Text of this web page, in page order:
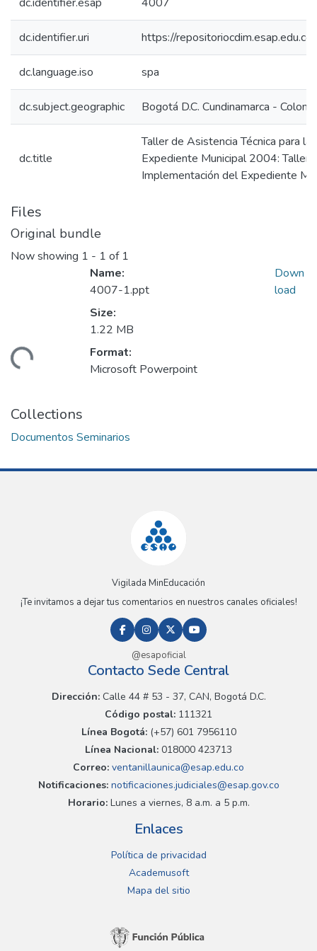
dc.identifier.uri https://
dc.language.iso spa
dc.subject.geographic Bogotá D.C. Cundinamarca -
dc.title
Taller de Asistencia Técnica para
Expediente Municipal 2004: Taller
Implementación del Expediente
Files
Original bundle
Now showing 1 - 1 of 1
Name:
4007-1.ppt
Size:
1.22 MB
Format:
Microsoft Powerpoint
Down
load
Collections
Documentos Seminarios
Vigilada MinEducación
¡Te invitamos a dejar tus comentarios en nuestros canales oficiales!
@esapoficial
Contacto Sede Central
Dirección:Calle 44 # 53 - 37, CAN, Bogotá D.C.
Código postal: 111321
Línea Bogotá:(+57) 601 7956110
Línea Nacional: 018000 423713
Correo: ventanillaunica@esap.edu.co
Notificaciones:notificaciones.judiciales@esap.gov.co
Horario:Lunes a viernes, 8 a.m. a 5 p.m.
Enlaces
Política de privacidad
Academusoft
Mapa del sitio